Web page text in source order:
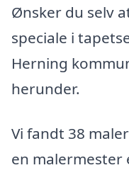
Ønsker du selv
speciale i
Herning
herunder.
Vi fandt 38
en malermester